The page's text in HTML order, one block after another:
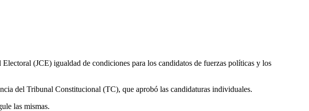
(JCE) igualdad de condiciones para los candidatos de fuerzas políticas y los
del Tribunal Constitucional (TC), que aprobó las candidaturas individuales.
las mismas.